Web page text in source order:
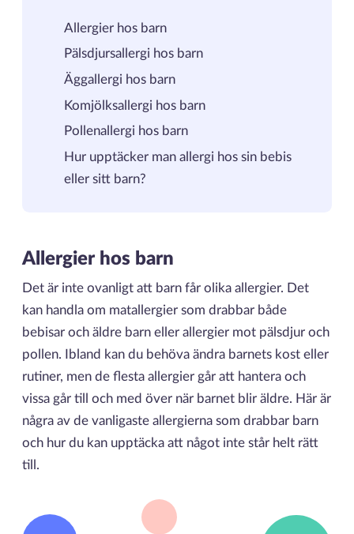
Allergier hos barn
Pälsdjursallergi hos barn
Äggallergi hos barn
Komjölksallergi hos barn
Pollenallergi hos barn
Hur upptäcker man allergi hos sin bebis
eller sitt barn?
Allergier hos barn
Det är inte ovanligt att barn får olika allergier. Det
kan handla om matallergier som drabbar både
bebisar och äldre barn eller allergier mot pälsdjur och
pollen. Ibland kan du behöva ändra barnets kost eller
rutiner, men de flesta allergier går att hantera och
vissa går till och med över när barnet blir äldre. Här är
några av de vanligaste allergierna som drabbar barn
och hur du kan upptäcka att något inte står helt rätt
till.